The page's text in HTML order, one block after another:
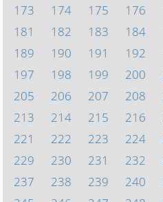
173
174 175 176
181
182 183 184
189
190 191 192
197
198 199 200
205
206 207 208
213
214 215 216
221
222 223 224
229
230 231 232
237
238 239 240